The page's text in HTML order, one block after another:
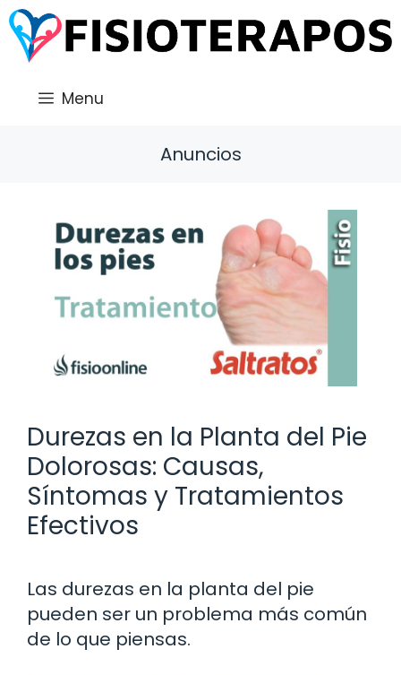
Saltar
al
contenido
Menu
Anuncios
Durezas en la Planta del Pie
Dolorosas: Causas,
Síntomas y Tratamientos
Efectivos
Las durezas en la planta del pie
pueden ser un problema más común
de lo que piensas.